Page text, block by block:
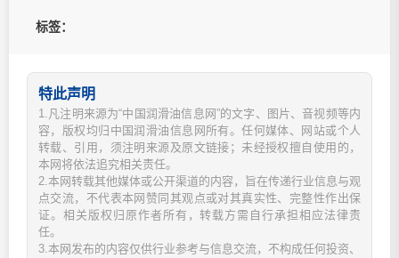
标签：
特此声明
1.凡注明来源为“中国润滑油信息网”的文字、图片、音视频等内
容，版权均归中国润滑油信息网所有。任何媒体、网站或个人
转载、引用，须注明来源及原文链接；未经授权擅自使用的，
本网将依法追究相关责任。
2.本网转载其他媒体或公开渠道的内容，旨在传递行业信息与观
点交流，不代表本网赞同其观点或对其真实性、完整性作出保
证。相关版权归原作者所有，转载方需自行承担相应法律责
任。
3.本网发布的内容仅供行业参考与信息交流，不构成任何投资、